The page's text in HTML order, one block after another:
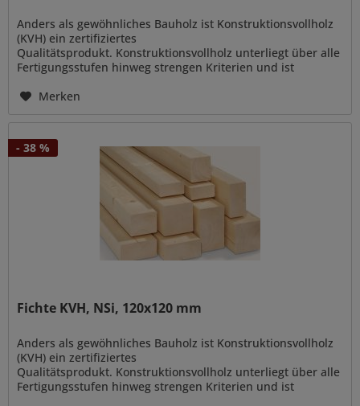
Anders als gewöhnliches Bauholz ist Konstruktionsvollholz
(KVH) ein zertifiziertes
Qualitätsprodukt. Konstruktionsvollholz unterliegt über alle
Fertigungsstufen hinweg strengen Kriterien und ist
Merken
- 38 %
Fichte KVH, NSi, 120x120 mm
Anders als gewöhnliches Bauholz ist Konstruktionsvollholz
(KVH) ein zertifiziertes
Qualitätsprodukt. Konstruktionsvollholz unterliegt über alle
Fertigungsstufen hinweg strengen Kriterien und ist